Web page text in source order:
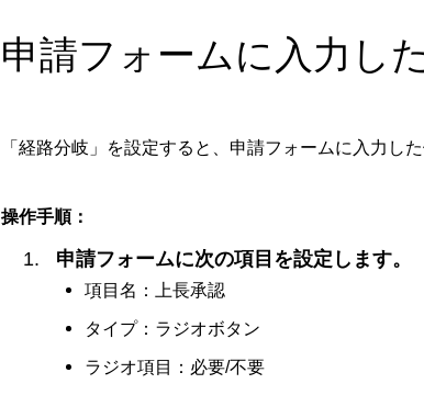
申請フォームに入力し
「経路分岐」を設定すると、申請フォームに入力し
操作手順：
申請フォームに次の項目を設定します。
項目名：上長承認
タイプ：ラジオボタン
ラジオ項目：必要/不要